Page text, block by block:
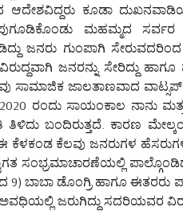
ಕೂಡಾ
ಮಹಮ್ಮದ
ಜನರು ಗುಂಪಾಗಿ
ಜನರನ್ನು ಸೇರಿದ್ದು
ಸಾಮಾಜಿಕ ಜಾಲತಾಣವಾದ
ರಂದು ಸಾಯಂಕಾಲ ನಾನು
ಬಂದಿರುತ್ತದೆ. ಕಾರಣ
ಕೆಲವು ಜನರುಗಳ
ಸ್ವಾಗತ ಸಂಭ್ರಮಾಚಾರಣೆಯಲ್ಲಿ
ಬಾಬಾ ಡೊಂಗ್ರಿ ಹಾಗೂ ಈತರರು
ಜರುಗಿದ್ದು ಸದರಿಯವರ